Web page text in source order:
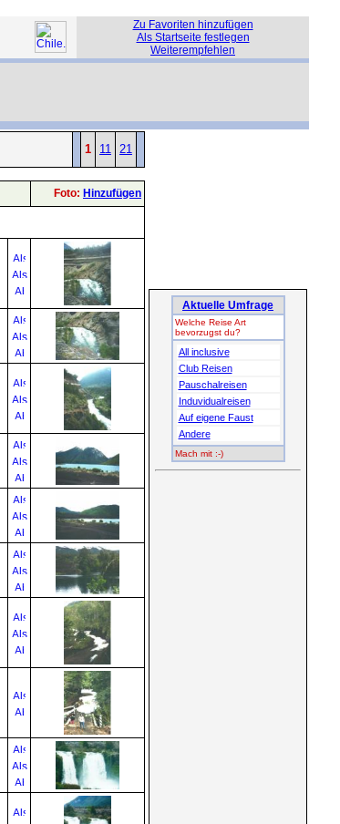
Zu Favoriten hinzufügen
Als Startseite festlegen
Weiterempfehlen
1 11 21
Foto: Hinzufügen
Aktuelle Umfrage
Welche Reise Art
bevorzugst du?
All inclusive
Club Reisen
Pauschalreisen
Induvidualreisen
Auf eigene Faust
Andere
Mach mit :-)